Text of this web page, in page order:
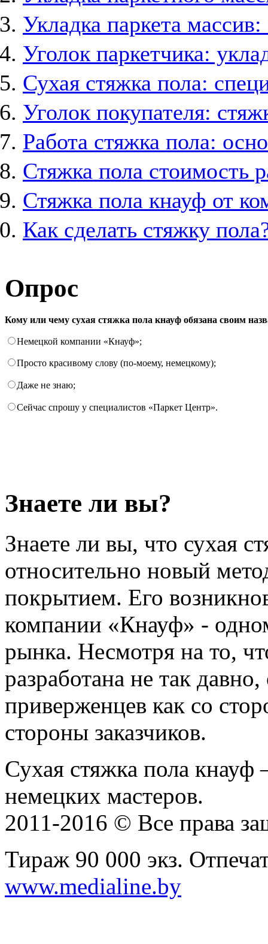
Укладка паркета
Уголок паркетчика:
Сухая стяжка пола:
Уголок покупателя:
Работа стяжка пола:
Стяжка пола стоимость
Стяжка пола кнауф от
Как сделать стяжку
Опрос
Кому или чему сухая стяжка пола кнауф обязана своим
Немецкой компании «Кнауф»;
Просто красивому слову (по-моему, немецкому);
Даже не знаю;
Сейчас спрошу у специалистов «Паркет Центр».
Знаете ли вы?
Знаете ли вы, что сухая
относительно новый
покрытием. Его
компании «Кнауф» -
рынка. Несмотря на то,
разработана не так
приверженцев как со
стороны заказчиков.
Сухая стяжка пола кнауф
немецких мастеров.
2011-2016 © Все права
Тираж 90 000 экз.
www.medialine.by